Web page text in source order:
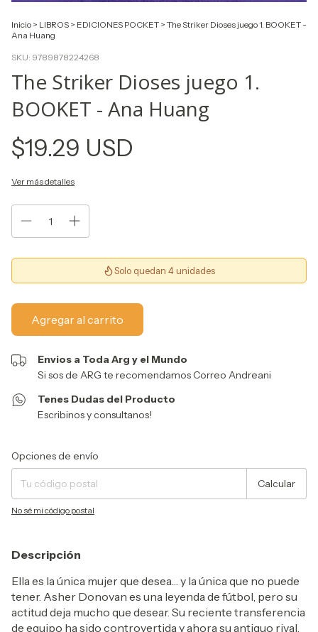
Inicio > LIBROS > EDICIONES POCKET > The Striker Dioses juego 1. BOOKET -
Ana Huang
SKU: 9789878224268
The Striker Dioses juego 1.
BOOKET - Ana Huang
$19.29 USD
Ver más detalles
Solo quedan 4 unidades
Envios a Toda Arg y el Mundo
Si sos de ARG te recomendamos Correo Andreani
Tenes Dudas del Producto
Escribinos y consultanos!
Entregas para el CP:
Opciones de envío
Calcular
No sé mi código postal
Descripción
Ella es la única mujer que desea… y la única que no puede
tener. Asher Donovan es una leyenda de fútbol, pero su
actitud deja mucho que desear. Su reciente transferencia
de equipo ha sido controvertida y ahora su antiguo rival,